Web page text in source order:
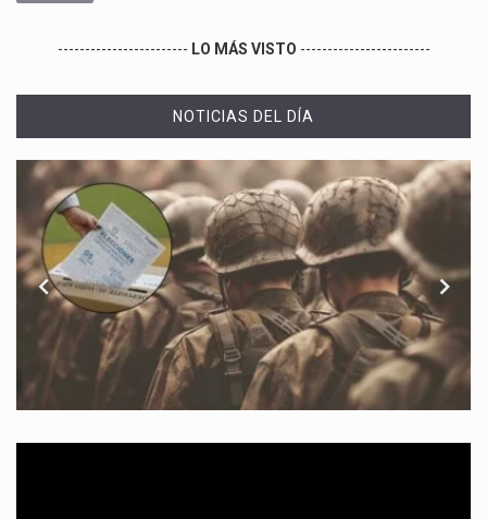
------------------------ LO MÁS VISTO ------------------------
NOTICIAS DEL DÍA